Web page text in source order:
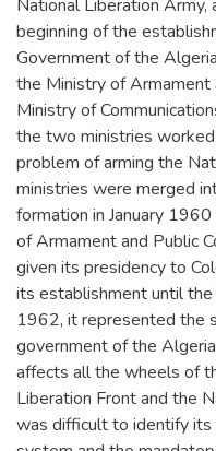
National Liberation
beginning of the
Government of the
the Ministry of Armament
Ministry of
the two ministries
problem of arming the
ministries were merged
formation in January
of Armament and Public
given its presidency to
its establishment until
1962, it represented the
government of the
affects all the wheels of
Liberation Front and the
was difficult to identify